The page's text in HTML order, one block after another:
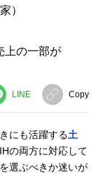
）
上の一部が
LINE Copy
にも活躍する土
の両方に対応して
選ぶべきか迷いが